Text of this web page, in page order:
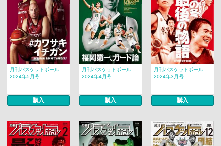
月刊バスケットボール
2024年5月号
購入
月刊バスケットボール
2024年4月号
購入
月刊バスケットボール
2024年3月号
購入